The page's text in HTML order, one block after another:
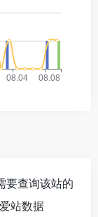
要查询该站的
爱站数据